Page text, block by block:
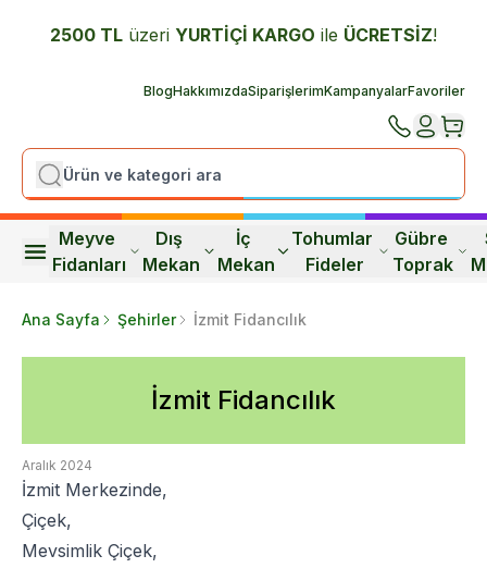
2500 TL üzeri YURTİÇİ KARGO ile ÜCRETSİZ!
BlogHakkımızdaSiparişlerimKampanyalarFavoriler
Meyve
Fidanları
Dış
Mekan
İç
Mekan
Tohumlar
Fideler
Gübre
Toprak
Ana Sayfa Şehirler İzmit Fidancılık
İzmit Fidancılık
Aralık 2024
İzmit Merkezinde,
Çiçek,
Mevsimlik Çiçek,